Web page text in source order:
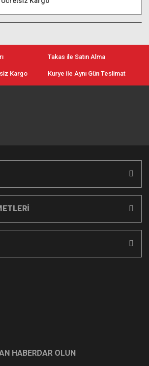
Takas ile Satın Alma
Kargo Kurye ile Aynı Gün Teslimat
HABERDAR OLUN